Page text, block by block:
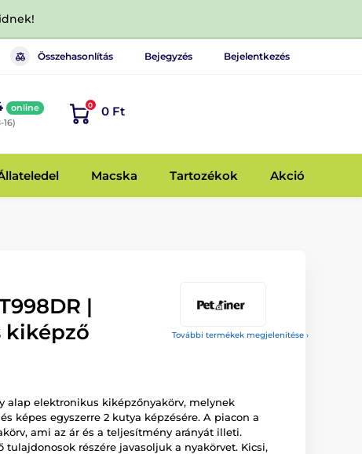
Összehasonlítás Bejegyzés Bejelentkezés
online
16)
0 0 Ft
Macska Tartozékok Akció
További termékek megjelenítése ›
|
kiképző
alap elektronikus kiképzőnyakörv, melynek
képes egyszerre 2 kutya képzésére. A piacon a
ami az ár és a teljesítmény arányát illeti.
tulajdonosok részére javasoljuk a nyakörvet. Kicsi,